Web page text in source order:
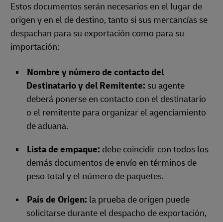
Estos documentos serán necesarios en el lugar de
origen y en el de destino, tanto si sus mercancías se
despachan para su exportación como para su
importación:
Nombre y número de contacto del
Destinatario y del Remitente: su agente
deberá ponerse en contacto con el destinatario
o el remitente para organizar el agenciamiento
de aduana.
Lista de empaque: debe coincidir con todos los
demás documentos de envío en términos de
peso total y el número de paquetes.
País de Origen: la prueba de origen puede
solicitarse durante el despacho de exportación,